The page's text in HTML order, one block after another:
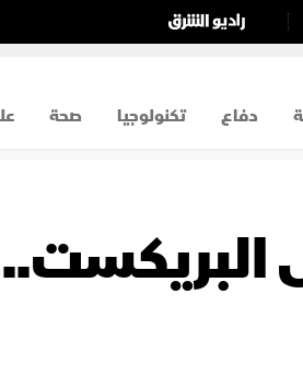
دفاع تكنولوجيا صحة